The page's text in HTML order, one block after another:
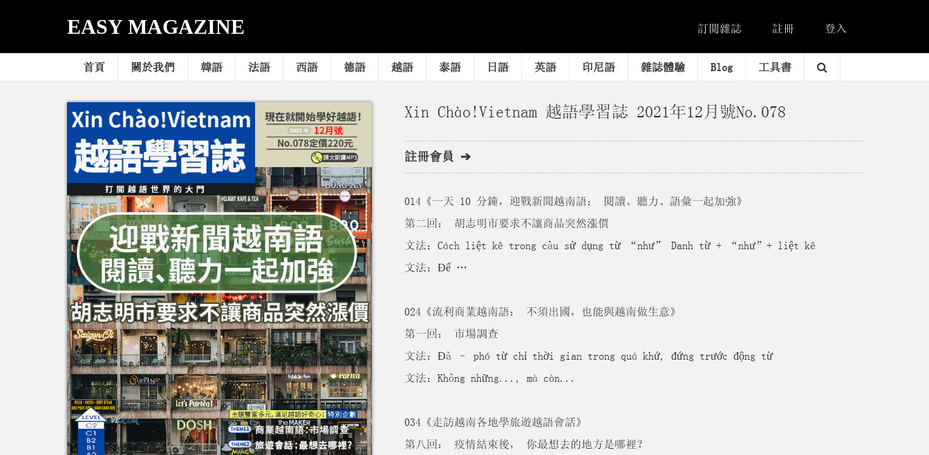
EASY MAGAZINE 訂閱雜誌 註冊 登入
首頁 關於我們 韓語 法語 西語 德語 越語 泰語 日語 英語 印尼語 雜誌體驗 Blog 工具書
Xin Chào!Vietnam 越語學習誌 2021年12月號No.078
註冊會員 ➔
014《一天 10 分鐘，迎戰新聞越南語： 閱讀、聽力、語彙一起加強》
第二回： 胡志明市要求不讓商品突然漲價
文法：Cách liệt kê trong câu sử dụng từ “như” Danh từ + “như”+ liệt kê
文法：Để …
024《流利商業越南語： 不須出國，也能與越南做生意》
第一回： 市場調查
文法：Đã – phó từ chỉ thời gian trong quá khứ, đứng trước động từ
文法：Không những..., mà còn...
034《走訪越南各地學旅遊越語會話》
第八回： 疫情結束後， 你最想去的地方是哪裡？